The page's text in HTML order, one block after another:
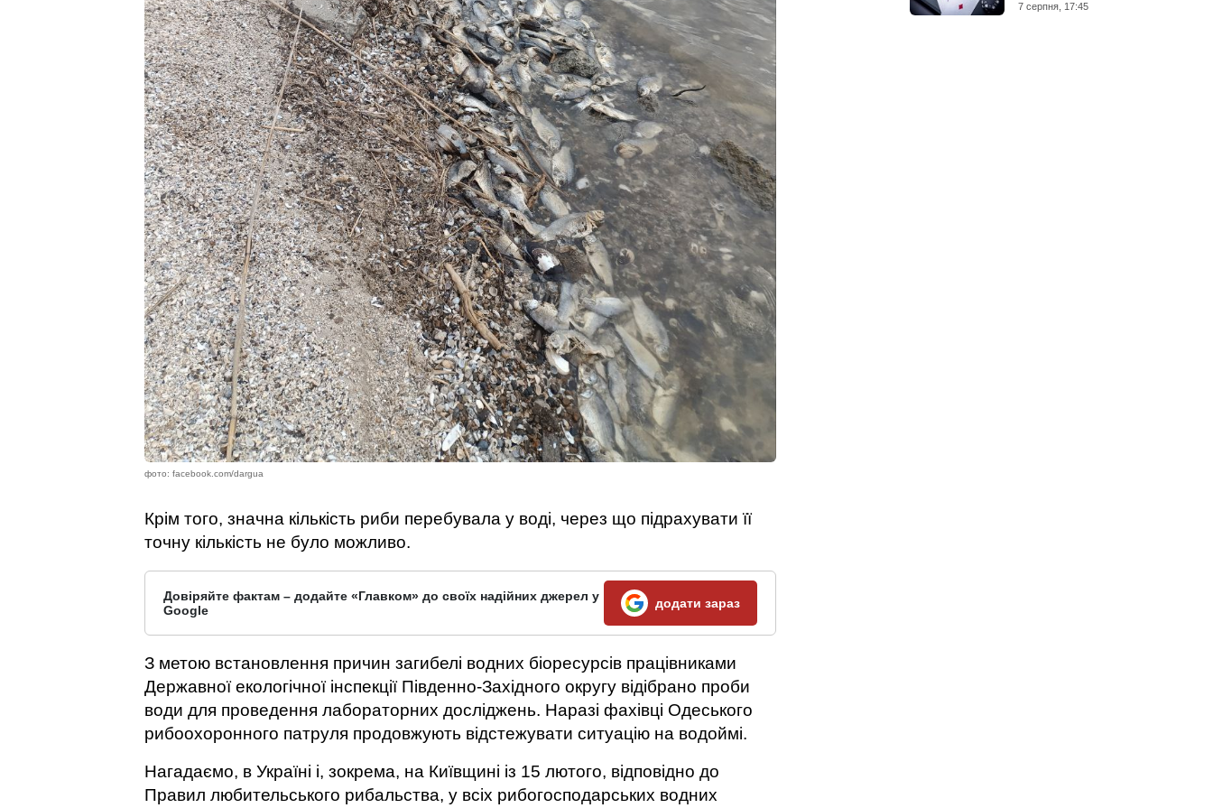
фото: facebook.com/dargua
Крім того, значна кількість риби перебувала у воді, через що підрахувати її
точну кількість не було можливо.
Довіряйте фактам – додайте «Главком» до своїх надійних джерел у
Google
додати зараз
З метою встановлення причин загибелі водних біоресурсів працівниками
Державної екологічної інспекції Південно-Західного округу відібрано проби
води для проведення лабораторних досліджень. Наразі фахівці Одеського
рибоохоронного патруля продовжують відстежувати ситуацію на водоймі.
Нагадаємо, в Україні і, зокрема, на Київщині із 15 лютого, відповідно до
Правил любительського рибальства, у всіх рибогосподарських водних
7 серпня, 17:45